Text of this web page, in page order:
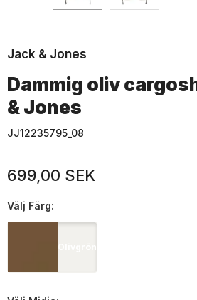
Jack & Jones
Dammig oliv
& Jones
JJ12235795_08
699,00 SEK
Välj Färg:
Olivgrön